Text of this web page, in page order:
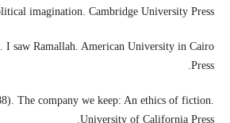
imagination. Cambridge University Press.
I saw Ramallah. American University in Cairo
Press.
The company we keep: An ethics of fiction.
University of California Press.